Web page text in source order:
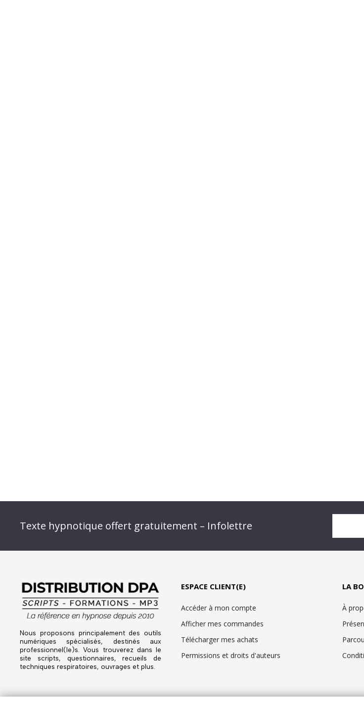
Texte hypnotique offert gratuitement – Infolettre
Nous proposons principalement des outils
numériques spécialisés, destinés aux
professionnel(le)s. Vous trouverez dans le
site scripts, questionnaires, recueils de
techniques respiratoires, ouvrages et plus.
ESPACE CLIENT(E)
Accéder à mon compte
Afficher mes commandes
Télécharger mes achats
Permissions et droits d'auteurs
LA
À